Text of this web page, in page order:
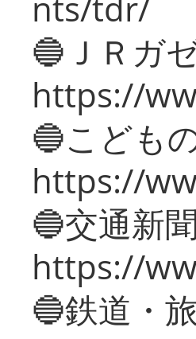
🔵ＪＲガ
https://
🔵こども
https://
🔵交通新
https://
🔵鉄道・